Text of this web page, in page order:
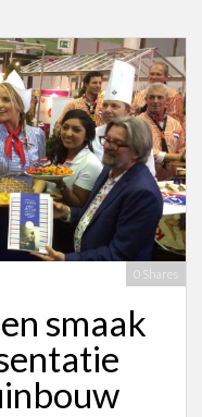
0 Shares
smaak